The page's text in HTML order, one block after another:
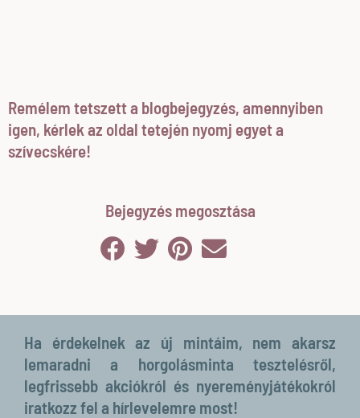
Remélem tetszett a blogbejegyzés, amennyiben
igen, kérlek az oldal tetején nyomj egyet a
szívecskére!
Bejegyzés megosztása
Ha érdekelnek az új mintáim, nem akarsz
lemaradni a horgolásminta tesztelésről,
legfrissebb akciókról és nyereményjátékokról
iratkozz fel a hírlevelemre most!